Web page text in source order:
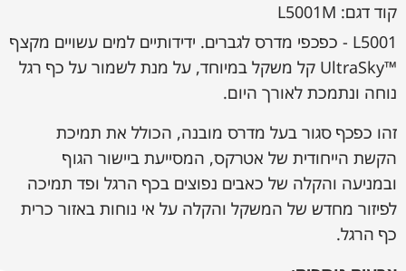
קוד דגם: L5001M
L5001 - כפכפי מדרס לגברים. ידידותיים למים עשויים מקצף
™UltraSky קל משקל במיוחד, על מנת לשמור על כף רגל
נוחה ונתמכת לאורך היום.
זהו כפכף סגור בעל מדרס מובנה, הכולל את תמיכת
הקשת הייחודית של אטרקס, המסייעת ביישור הגוף
ובמניעה והקלה של כאבים נפוצים בכף הרגל ופד תמיכה
לפיזור מחדש של המשקל והקלה על אי נוחות באזור כרית
כף הרגל.